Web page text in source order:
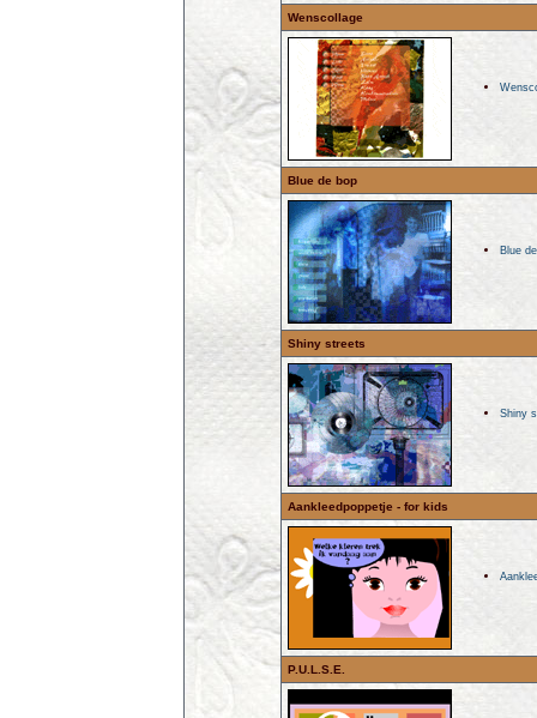
Wenscollage
Blue de bop
Blue
Shiny streets
Shiny
Aankleedpoppetje - for kids
P.U.L.S.E.